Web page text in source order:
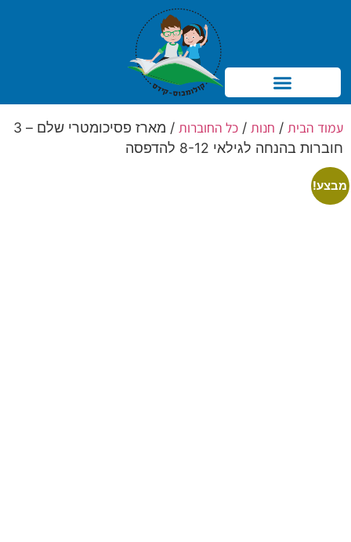
עמוד הבית / חנות / כל החוברות
/ מארז פסיכומטרי שלם – 3
חוברות בהנחה לגילאי 8-12 להדפסה
מבצע!